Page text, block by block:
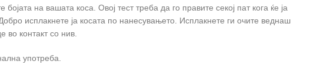
бојата на вашата коса. Овој тест треба да го правите секој пат кога ќе ја
исплакнете ја косата по нанесувањето. Исплакнете ги очите веднаш
во контакт со нив.
употреба.